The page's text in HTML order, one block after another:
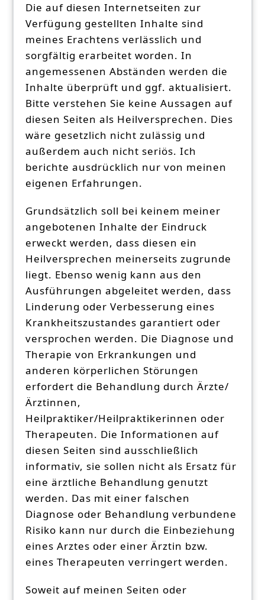
Die auf diesen Internetseiten zur
Verfügung gestellten Inhalte sind
meines Erachtens verlässlich und
sorgfältig erarbeitet worden. In
angemessenen Abständen werden die
Inhalte überprüft und ggf. aktualisiert.
Bitte verstehen Sie keine Aussagen auf
diesen Seiten als Heilversprechen. Dies
wäre gesetzlich nicht zulässig und
außerdem auch nicht seriös. Ich
berichte ausdrücklich nur von meinen
eigenen Erfahrungen.
Grundsätzlich soll bei keinem meiner
angebotenen Inhalte der Eindruck
erweckt werden, dass diesen ein
Heilversprechen meinerseits zugrunde
liegt. Ebenso wenig kann aus den
Ausführungen abgeleitet werden, dass
Linderung oder Verbesserung eines
Krankheitszustandes garantiert oder
versprochen werden. Die Diagnose und
Therapie von Erkrankungen und
anderen körperlichen Störungen
erfordert die Behandlung durch Ärzte/
Ärztinnen,
Heilpraktiker/Heilpraktikerinnen oder
Therapeuten. Die Informationen auf
diesen Seiten sind ausschließlich
informativ, sie sollen nicht als Ersatz für
eine ärztliche Behandlung genutzt
werden. Das mit einer falschen
Diagnose oder Behandlung verbundene
Risiko kann nur durch die Einbeziehung
eines Arztes oder einer Ärztin bzw.
eines Therapeuten verringert werden.
Soweit auf meinen Seiten oder